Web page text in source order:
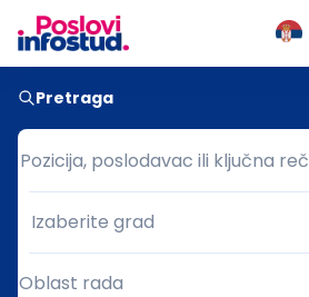
Pretraga
Pozicija, poslodavac ili ključna reč
Pozicija, poslodavac ili ključna reč
Grad
Izaberite grad
Oblast rada